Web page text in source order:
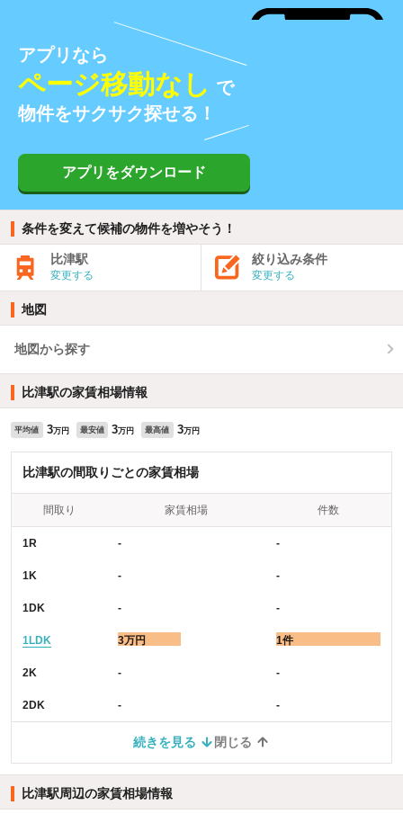
アプリなら
ページ移動なし で
物件をサクサク探せる！
アプリをダウンロード
条件を変えて候補の物件を増やそう！
比津駅
変更する
絞り込み条件
変更する
地図
地図から探す
比津駅の家賃相場情報
平均値 3万円 最安値 3万円 最高値 3万円
比津駅の間取りごとの家賃相場
間取り 家賃相場 件数
1R - -
1K - -
1DK - -
1LDK 3万円 1件
2K - -
2DK - -
続きを見る 閉じる
比津駅周辺の家賃相場情報